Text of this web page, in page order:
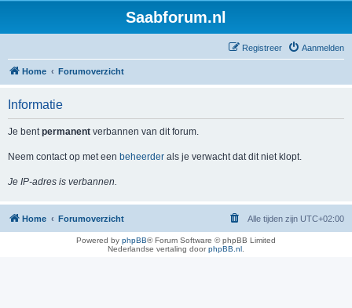
Saabforum.nl
Aanmelden
Registreer
Home Forumoverzicht
Informatie
Je bentpermanent verbannen van dit forum.
Neem contact op met een beheerder als je verwacht dat dit niet klopt.
Je IP-adres is verbannen.
Home Forumoverzicht Alle tijden zijn UTC+02:00
Powered by phpBB® Forum Software © phpBB Limited
Nederlandse vertaling doorphpBB.nl